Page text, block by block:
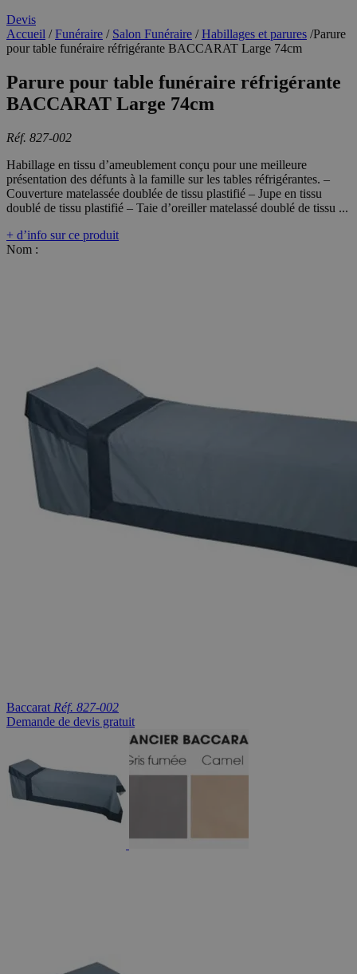
Devis
Accueil /Funéraire / Salon Funéraire /Habillages et parures /Parure
pour table funéraire réfrigérante BACCARAT Large 74cm
Parure pour table funéraire réfrigérante
BACCARAT Large 74cm
Réf. 827-002
Habillage en tissu d’ameublement conçu pour une meilleure
présentation des défunts à la famille sur les tables réfrigérantes. –
Couverture matelassée doublée de tissu plastifié – Jupe en tissu
doublé de tissu plastifié – Taie d’oreiller matelassé doublé de tissu ...
+ d’info sur ce produit
Nom :
Baccarat Réf. 827-002
Demande de devis gratuit